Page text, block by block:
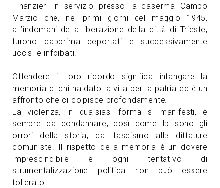
Finanzieri in servizio presso la caserma Campo
Marzio che, nei primi giorni del maggio 1945,
all’indomani della liberazione della città di Trieste,
furono dapprima deportati e successivamente
uccisi e infoibati.
Offendere il loro ricordo significa infangare la
memoria di chi ha dato la vita per la patria ed è un
affronto che ci colpisce profondamente.
La violenza, in qualsiasi forma si manifesti, è
sempre da condannare, così come lo sono gli
orrori della storia, dal fascismo alle dittature
comuniste. Il rispetto della memoria è un dovere
imprescindibile e ogni tentativo di
strumentalizzazione politica non può essere
tollerato.